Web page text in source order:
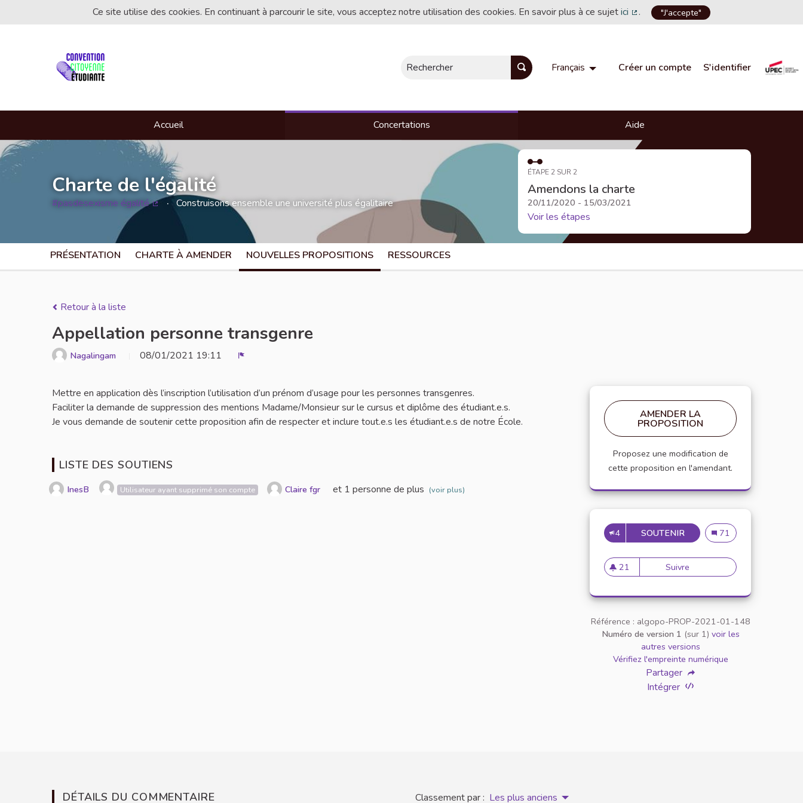
Ce site utilise des cookies. En continuant à parcourir le site, vous acceptez notre utilisation des cookies. En savoir plus à ce sujetici
(Lien externe)
. "J'accepte"
Rechercher Français Choisir la langueChoose language
Créer un compte S'identifier
Accueil Concertations Aide
Charte de l'égalité
#pasdesexisme égalité Construisons ensemble une université plus égalitaire
ÉTAPE 2 SUR 2
Amendons la charte
20/11/2020 - 15/03/2021
Voir les étapes
PRÉSENTATION CHARTE À AMENDER NOUVELLES PROPOSITIONS RESSOURCES
Retour à la liste
Appellation personne transgenre
Nagalingam 08/01/2021 19:11
Mettre en application dès l’inscription l’utilisation d’un prénom d’usage pour les personnes transgenres.
Faciliter la demande de suppression des mentions Madame/Monsieur sur le cursus et diplôme des étudiant.e.s.
Je vous demande de soutenir cette proposition afin de respecter et inclure tout.e.s les étudiant.e.s de notre École.
LISTE DES SOUTIENS
InesB Utilisateur ayant supprimé son compte Claire fgr et 1 personne de plus (voir plus)
AMENDER LA
PROPOSITION
Proposez une modification de
cette proposition en l'amendant.
4 SOUTENIR APPELLATION PERSONNE
Appellation personne
71
21
21 abonnés
Suivre Appellation personne
Référence : algopo-PROP-2021-01-148
Numéro de version 1 (sur 1) voir les
autres versions
Vérifiez l'empreinte numérique
Partager
Intégrer
DÉTAILS DU COMMENTAIRE Classement par : Les plus anciens